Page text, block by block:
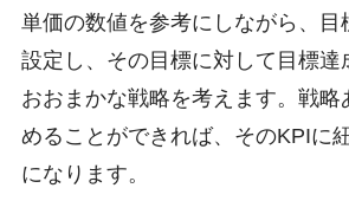
単価の数値を参考にしながら、目
設定し、その目標に対して目標達
おおまかな戦略を考えます。戦略
めることができれば、そのKPIに
になります。